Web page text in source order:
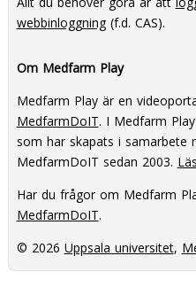
webbinloggning(f.d. CAS).
Om Medfarm Play
Medfarm Play är en
MedfarmDoIT. I Medfarm
som har skapats i samarbete
MedfarmDoIT sedan 2003.
Har du frågor om Medfarm
MedfarmDoIT.
© 2026 Uppsala universitet,